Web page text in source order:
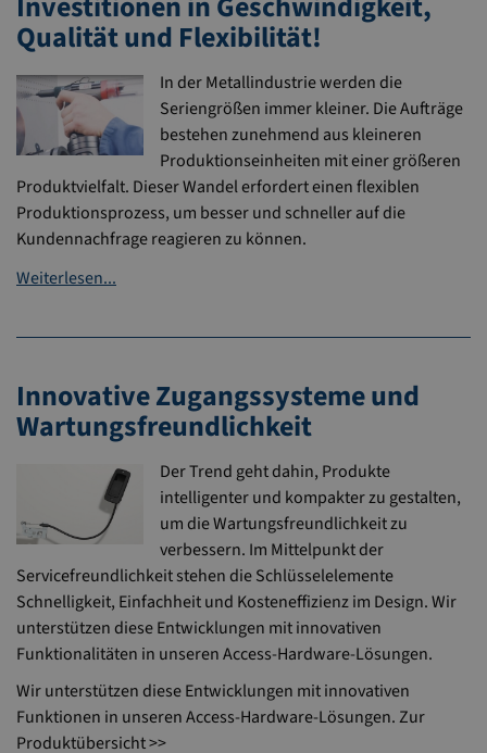
Qualität und Flexibilität!
In der Metallindustrie werden die
Seriengrößen immer kleiner. Die Aufträge
bestehen zunehmend aus kleineren
Produktionseinheiten mit einer größeren
Produktvielfalt. Dieser Wandel erfordert einen flexiblen
Produktionsprozess, um besser und schneller auf die
Kundennachfrage reagieren zu können.
Weiterlesen...
Innovative Zugangssysteme und
Wartungsfreundlichkeit
Der Trend geht dahin, Produkte
intelligenter und kompakter zu gestalten,
um die Wartungsfreundlichkeit zu
verbessern. Im Mittelpunkt der
Servicefreundlichkeit stehen die Schlüsselelemente
Schnelligkeit, Einfachheit und Kosteneffizienz im Design. Wir
unterstützen diese Entwicklungen mit innovativen
Funktionalitäten in unseren Access-Hardware-Lösungen.
Wir unterstützen diese Entwicklungen mit innovativen
Funktionen in unseren Access-Hardware-Lösungen. Zur
Produktübersicht >>